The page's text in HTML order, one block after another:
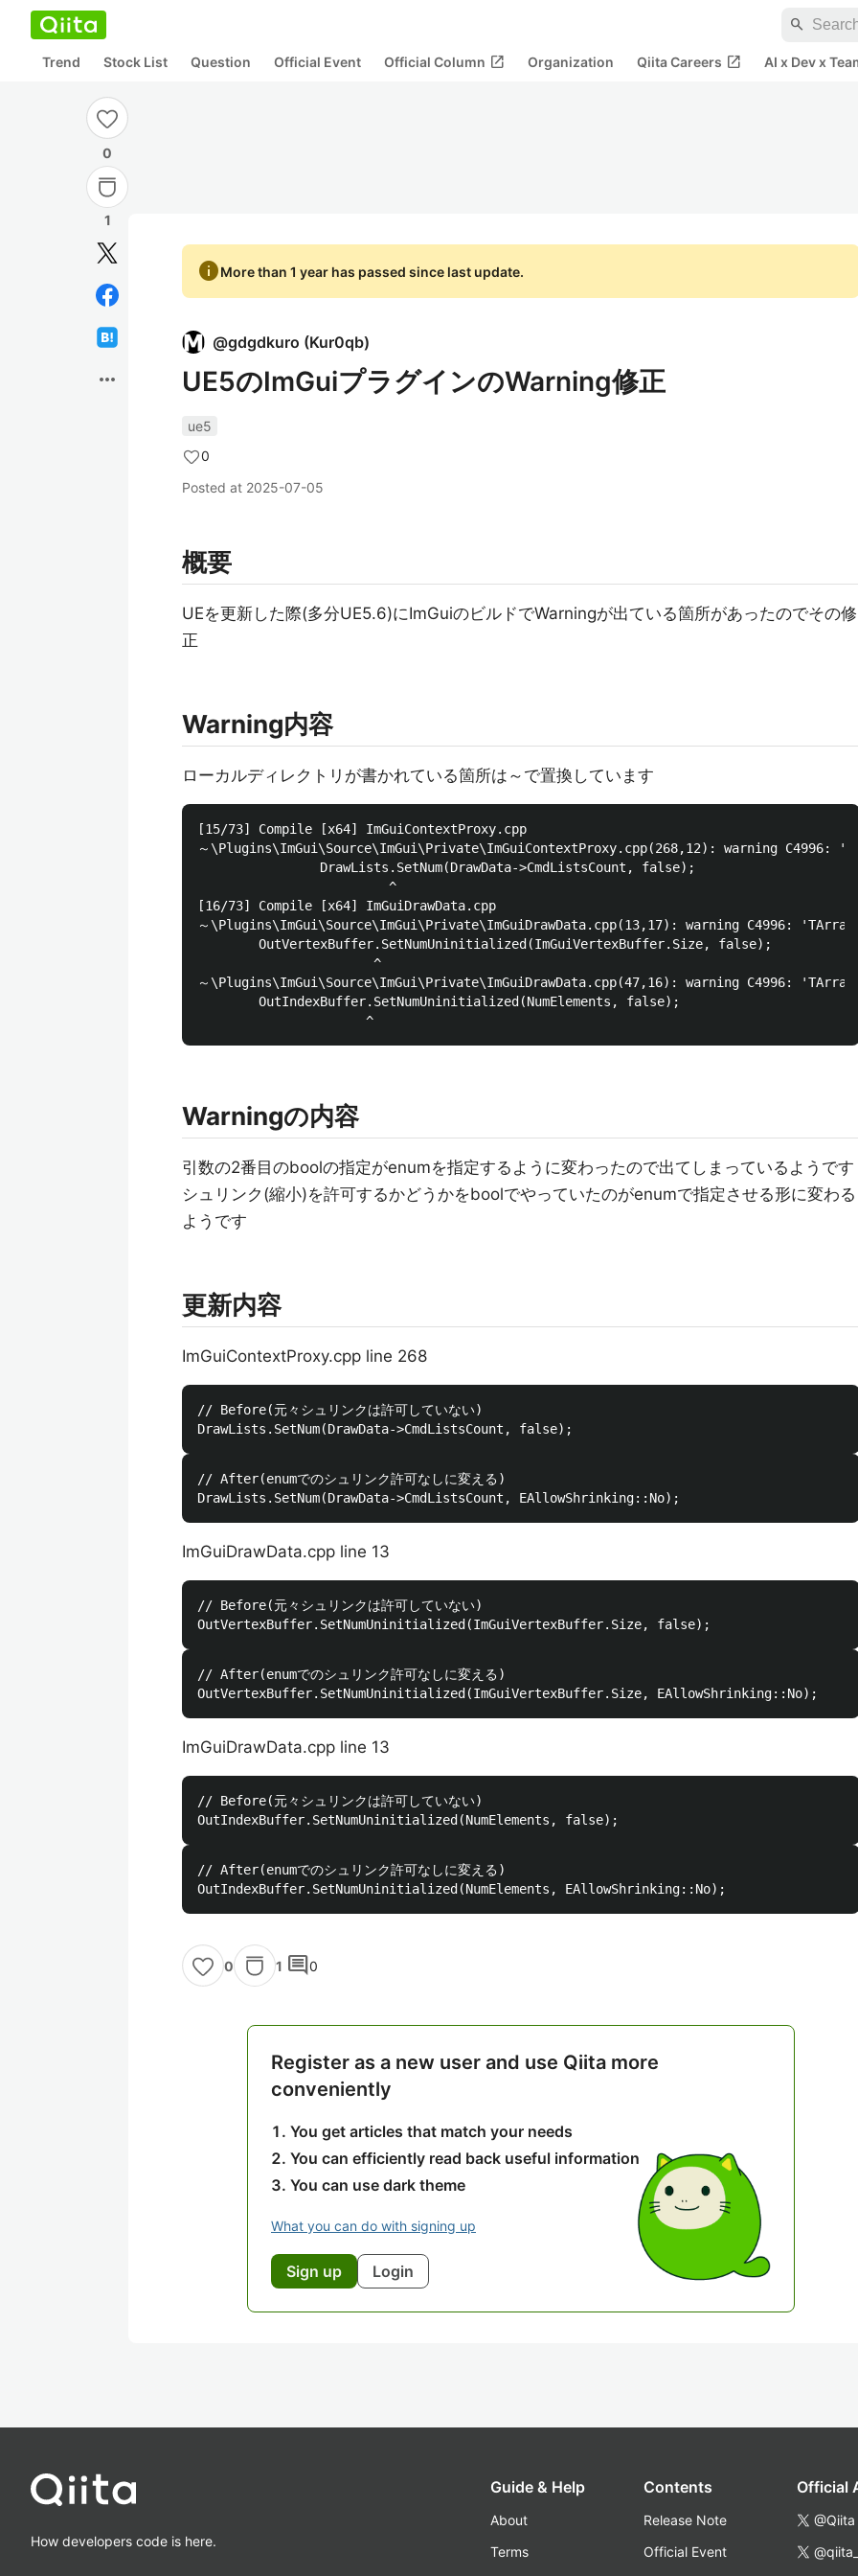
search
Trend Stock List Question Official Event Official Column open_in_new Organization Qiita Careers open_in_new AI x Dev x
0
1
more_horiz
infoMore than 1 year has passed since last update.
@gdgdkuro (Kur0qb)
UE5のImGuiプラグインのWarning修正
ue5
0
Posted at 2025-07-05
概要
UEを更新した際(多分UE5.6)にImGuiのビルドでWarningが出ている箇所があったのでその修
正
Warning内容
ローカルディレクトリが書かれている箇所は～で置換しています
[15/73] Compile [x64] ImGuiContextProxy.cpp
～\Plugins\ImGui\Source\ImGui\Private\ImGuiContextProxy.cpp(268,12): warning
                DrawLists.SetNum(DrawData->CmdListsCount, false);
                         ^
[16/73] Compile [x64] ImGuiDrawData.cpp
～\Plugins\ImGui\Source\ImGui\Private\ImGuiDrawData.cpp(13,17): warning C4996:
        OutVertexBuffer.SetNumUninitialized(ImGuiVertexBuffer.Size, false);
                       ^
～\Plugins\ImGui\Source\ImGui\Private\ImGuiDrawData.cpp(47,16): warning C4996:
        OutIndexBuffer.SetNumUninitialized(NumElements, false);
Warningの内容
引数の2番目のboolの指定がenumを指定するように変わったので出てしまっているようです
シュリンク(縮小)を許可するかどうかをboolでやっていたのがenumで指定させる形に変わる
ようです
更新内容
ImGuiContextProxy.cpp line 268
// Before(元々シュリンクは許可していない)
// After(enumでのシュリンク許可なしに変える)
ImGuiDrawData.cpp line 13
// Before(元々シュリンクは許可していない)
// After(enumでのシュリンク許可なしに変える)
ImGuiDrawData.cpp line 13
// Before(元々シュリンクは許可していない)
// After(enumでのシュリンク許可なしに変える)
0 1 comment0
Register as a new user and use Qiita more
conveniently
You get articles that match your needs
You can efficiently read back useful information
You can use dark theme
What you can do with signing up
Sign up Login
How developers code is here.
Guide & Help
About
Terms
Contents
Release Note
Official Event
Official
@Qiita